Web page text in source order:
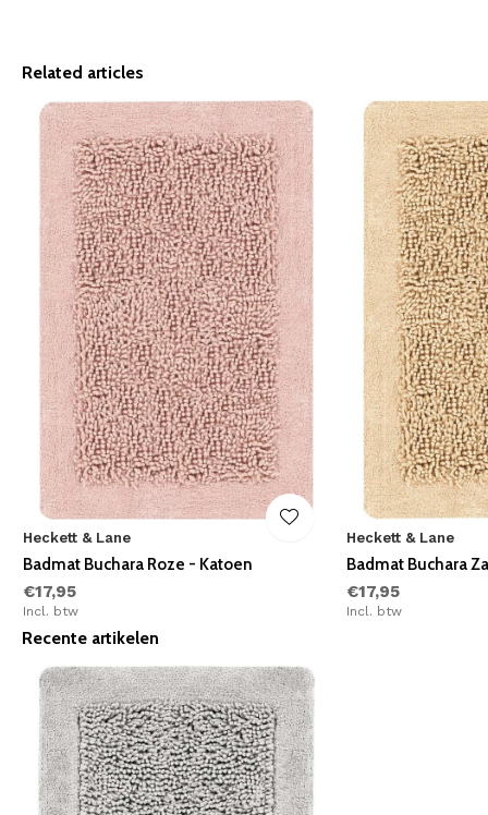
Related articles
Heckett & Lane
Badmat Buchara Roze - Katoen
€17,95
Incl. btw
Heckett & Lane
Badmat Buchara
€17,95
Incl. btw
Recente artikelen